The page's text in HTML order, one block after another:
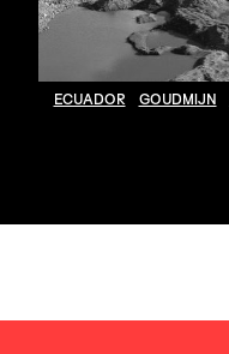
ECUADOR GOUDMIJN